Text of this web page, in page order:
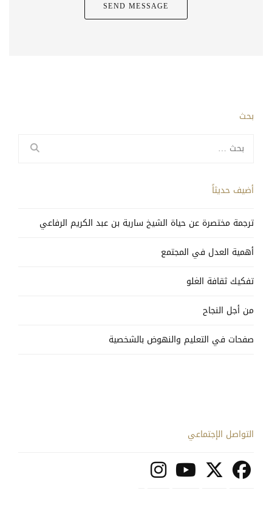
بحث
عن:
أضيف حديثاً
ترجمة مختصرة عن حياة الشيخ سارية بن عبد الكريم الرفاعي
أهمية العدل في المجتمع
تفكيك ثقافة الغلو
من أجل النجاح
صفحات في التعليم والنهوض بالشخصية
التواصل الإجتماعي